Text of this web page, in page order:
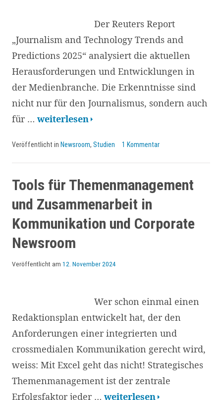
Der Reuters Report
„Journalism and Technology Trends and
Predictions 2025“ analysiert die aktuellen
Herausforderungen und Entwicklungen in
der Medienbranche. Die Erkenntnisse sind
nicht nur für den Journalismus, sondern auch
für … KI-
als
im
Journalismus:
auch
Corporate
Newsrooms
müssen
weiterlesen
Veröffentlicht in Newsroom, Studien 1 Kommentar
Tools für Themenmanagement
und Zusammenarbeit in
Kommunikation und Corporate
Newsroom
Veröffentlicht am 12. November 2024
Wer schon einmal einen
Redaktionsplan entwickelt hat, der den
Anforderungen einer integrierten und
crossmedialen Kommunikation gerecht wird,
weiss: Mit Excel geht das nicht! Strategisches
Themenmanagement ist der zentrale
Erfolgsfaktor jeder … Tools
weiterlesen